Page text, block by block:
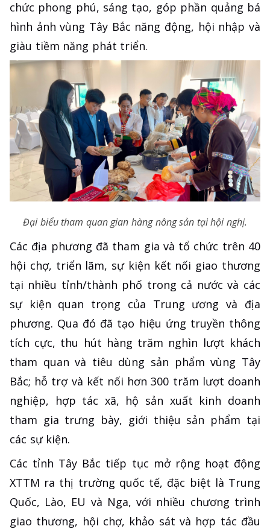
chức phong phú, sáng tạo, góp phần quảng bá
hình ảnh vùng Tây Bắc năng động, hội nhập và
giàu tiềm năng phát triển.
Đại biểu tham quan gian hàng nông sản tại hội nghị.
Các địa phương đã tham gia và tổ chức trên 40
hội chợ, triển lãm, sự kiện kết nối giao thương
tại nhiều tỉnh/thành phố trong cả nước và các
sự kiện quan trọng của Trung ương và địa
phương. Qua đó đã tạo hiệu ứng truyền thông
tích cực, thu hút hàng trăm nghìn lượt khách
tham quan và tiêu dùng sản phẩm vùng Tây
Bắc; hỗ trợ và kết nối hơn 300 trăm lượt doanh
nghiệp, hợp tác xã, hộ sản xuất kinh doanh
tham gia trưng bày, giới thiệu sản phẩm tại
các sự kiện.
Các tỉnh Tây Bắc tiếp tục mở rộng hoạt động
XTTM ra thị trường quốc tế, đặc biệt là Trung
Quốc, Lào, EU và Nga, với nhiều chương trình
giao thương, hội chợ, khảo sát và hợp tác đầu